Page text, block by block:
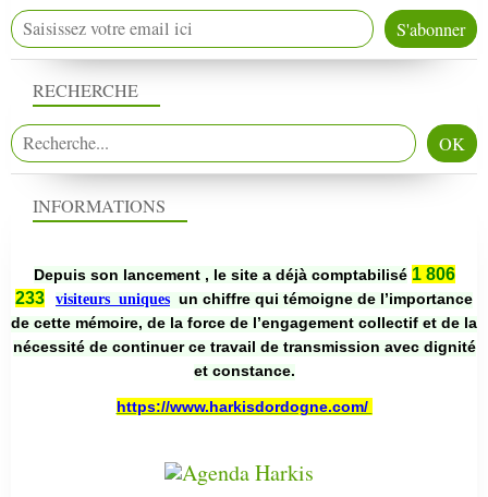
RECHERCHE
INFORMATIONS
Depuis son lancement , le site a déjà comptabilisé 1 806
233
visiteurs uniques un chiffre qui témoigne de l’importance
de cette mémoire, de la force de l’engagement collectif et de la
nécessité de continuer ce travail de transmission avec dignité
et constance.
https://www.harkisdordogne.com/